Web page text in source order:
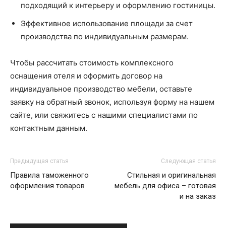
подходящий к интерьеру и оформлению гостиницы.
Эффективное использование площади за счет
производства по индивидуальным размерам.
Чтобы рассчитать стоимость комплексного
оснащения отеля и оформить договор на
индивидуальное производство мебели, оставьте
заявку на обратный звонок, используя форму на нашем
сайте, или свяжитесь с нашими специалистами по
контактным данным.
Предыдущая статья
Правила таможенного
оформления товаров
Следующая статья
Стильная и оригинальная
мебель для офиса – готовая
и на заказ